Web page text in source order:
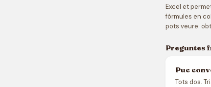
Excel et
fórmules en
pots veure:
Preguntes
Puc
Tots dos.